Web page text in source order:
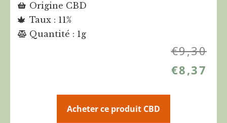
Origine CBD
Taux : 11%
Quantité : 1g
€9,30
€8,37
Acheter ce produit CBD